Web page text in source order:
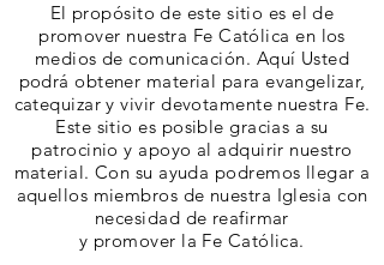
El propósito de este sitio es el de
promover nuestra Fe Católica en los
medios de comunicación. Aquí Usted
podrá obtener material para evangelizar,
catequizar y vivir devotamente nuestra Fe.
Este sitio es posible gracias a su
patrocinio y apoyo al adquirir nuestro
material. Con su ayuda podremos llegar a
aquellos miembros de nuestra Iglesia con
necesidad de reafirmar
​y promover la Fe Católica.